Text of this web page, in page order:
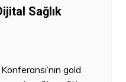
Sağlık
gold